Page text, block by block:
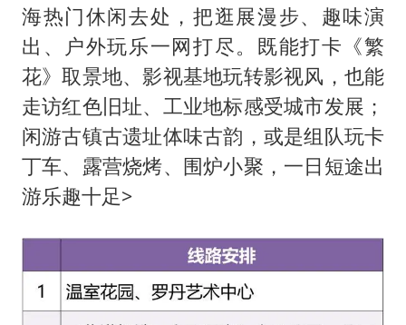
海热门休闲去处，把逛展漫步、趣味演
出、户外玩乐一网打尽。既能打卡《繁
花》取景地、影视基地玩转影视风，也能
走访红色旧址、工业地标感受城市发展；
闲游古镇古遗址体味古韵，或是组队玩卡
丁车、露营烧烤、围炉小聚，一日短途出
游乐趣十足>